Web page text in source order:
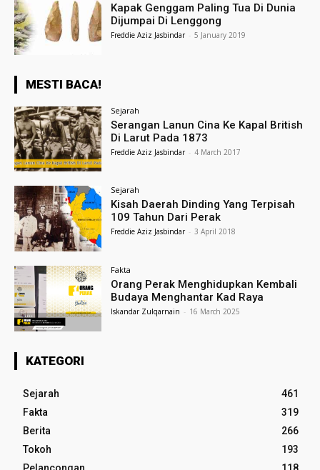
Kapak Genggam Paling Tua Di Dunia
Dijumpai Di Lenggong
Freddie Aziz Jasbindar - 5 January 2019
MESTI BACA!
Sejarah
Serangan Lanun Cina Ke Kapal British
Di Larut Pada 1873
Freddie Aziz Jasbindar - 4 March 2017
Sejarah
Kisah Daerah Dinding Yang Terpisah
109 Tahun Dari Perak
Freddie Aziz Jasbindar - 3 April 2018
Fakta
Orang Perak Menghidupkan Kembali
Budaya Menghantar Kad Raya
Iskandar Zulqarnain - 16 March 2025
KATEGORI
Sejarah
461
Fakta
319
Berita
266
Tokoh
193